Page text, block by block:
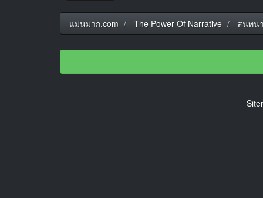
แม่นมาก.com The Power Of Narrative สนทน